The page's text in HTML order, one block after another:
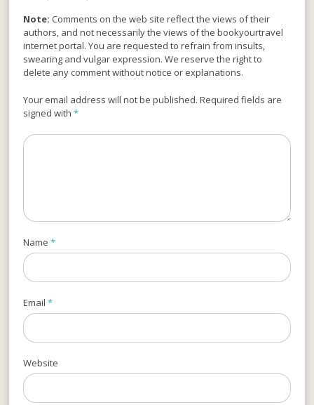
Note: Comments on the web site reflect the views of their
authors, and not necessarily the views of the bookyourtravel
internet portal. You are requested to refrain from insults,
swearing and vulgar expression. We reserve the right to
delete any comment without notice or explanations.
Your email address will not be published. Required fields are
signed with*
Name*
Email*
Website